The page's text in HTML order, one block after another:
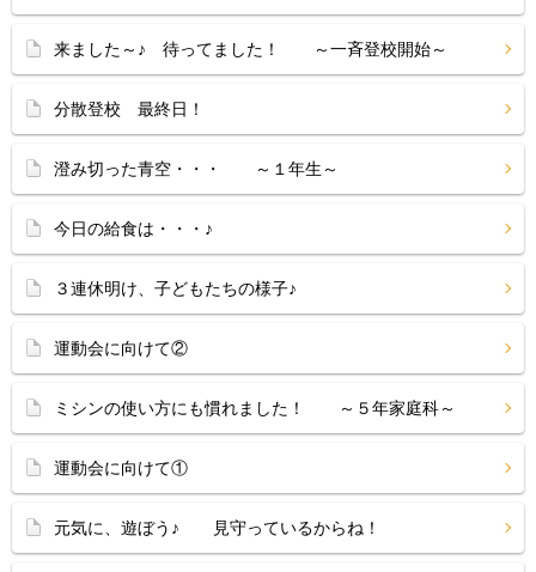
来ました～♪ 待ってました！ ～一斉登校開始～
分散登校 最終日！
澄み切った青空・・・ ～１年生～
今日の給食は・・・♪
３連休明け、子どもたちの様子♪
運動会に向けて②
ミシンの使い方にも慣れました！ ～５年家庭科～
運動会に向けて①
元気に、遊ぼう♪ 見守っているからね！